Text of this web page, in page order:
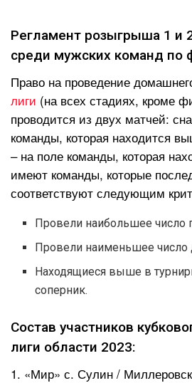
Регламент розыгрыша 1 и
среди мужских команд по
Право на проведение
лиги (на всех стадиях, кроме
проводится из двух матчей:
команды, которая находится
– на поле команды, которая
имеют команды, которые
соответствуют следующим
Провели наибольшее число
Провели наименьшее число
Находящиеся выше в
соперник.
Состав участников
лиги области 2023:
1. «Мир» с. Сулин /